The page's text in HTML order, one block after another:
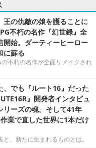
王の仇敵の娘を護ることに
不朽の名作『幻世録』全
開始。ダーティーヒーロー
に蘇る
不朽の名作が全面リメイクされ
でも『ルート16』だった
』開発者インタビュ
リーズの魂。そして41年
業で直した世界に1本だけ
、新たに生まれるものとは。